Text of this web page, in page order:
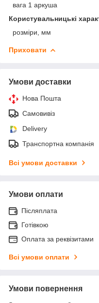
вага 1 аркуша
Користувальницькі
розміри, мм
Приховати
Умови доставки
Нова Пошта
Самовивіз
Delivery
Транспортна компанія
Всі умови доставки
Умови оплати
Післяплата
Готівкою
Оплата за реквізитами
Всі умови оплати
Умови повернення